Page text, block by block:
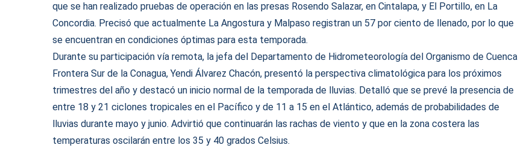
que se han realizado pruebas de operación en las presas Rosendo Salazar, en Cintalapa, y El Portillo, en La
Concordia. Precisó que actualmente La Angostura y Malpaso registran un 57 por ciento de llenado, por lo que
se encuentran en condiciones óptimas para esta temporada.
Durante su participación vía remota, la jefa del Departamento de Hidrometeorología del Organismo de Cuenca
Frontera Sur de la Conagua, Yendi Álvarez Chacón, presentó la perspectiva climatológica para los próximos
trimestres del año y destacó un inicio normal de la temporada de lluvias. Detalló que se prevé la presencia de
entre 18 y 21 ciclones tropicales en el Pacífico y de 11 a 15 en el Atlántico, además de probabilidades de
lluvias durante mayo y junio. Advirtió que continuarán las rachas de viento y que en la zona costera las
temperaturas oscilarán entre los 35 y 40 grados Celsius.